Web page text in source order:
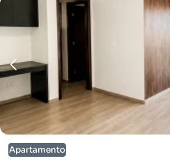
Apartamento